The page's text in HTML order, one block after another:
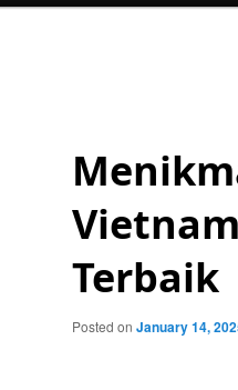
Terbaik
Posted on January 14,